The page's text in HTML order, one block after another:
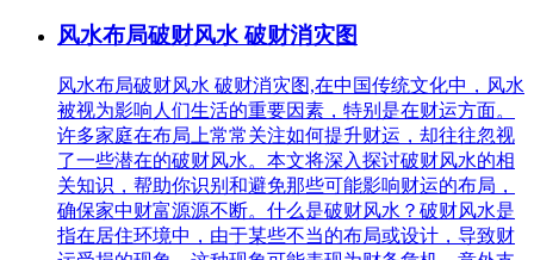
风水布局破财风水 破财消灾图
风水布局破财风水 破财消灾图,在中国传统文化中，风水
被视为影响人们生活的重要因素，特别是在财运方面。
许多家庭在布局上常常关注如何提升财运，却往往忽视
了一些潜在的破财风水。本文将深入探讨破财风水的相
关知识，帮助你识别和避免那些可能影响财运的布局，
确保家中财富源源不断。什么是破财风水？破财风水是
指在居住环境中，由于某些不当的布局或设计，导致财